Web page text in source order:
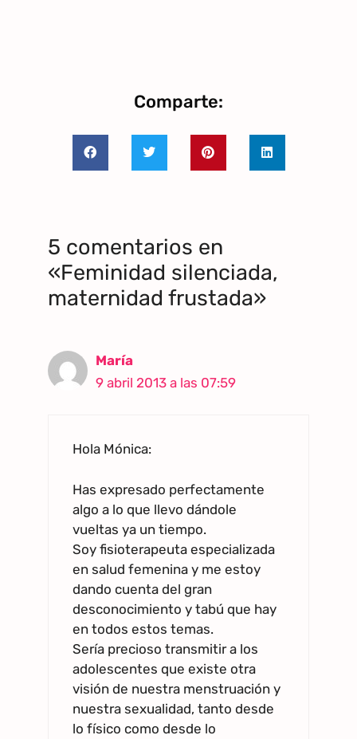
Comparte:
5 comentarios en
«Feminidad silenciada,
maternidad frustada»
María
9 abril 2013 a las 07:59
Hola Mónica:
Has expresado perfectamente
algo a lo que llevo dándole
vueltas ya un tiempo.
Soy fisioterapeuta especializada
en salud femenina y me estoy
dando cuenta del gran
desconocimiento y tabú que hay
en todos estos temas.
Sería precioso transmitir a los
adolescentes que existe otra
visión de nuestra menstruación y
nuestra sexualidad, tanto desde
lo físico como desde lo